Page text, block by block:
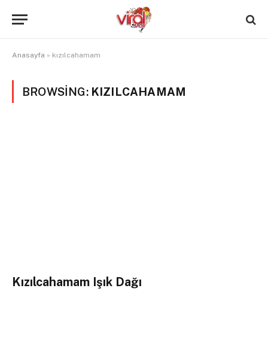
Anasayfa » kızılcahamam
BROWSING: KIZILCAHAMAM
Kızılcahamam Işık Dağı